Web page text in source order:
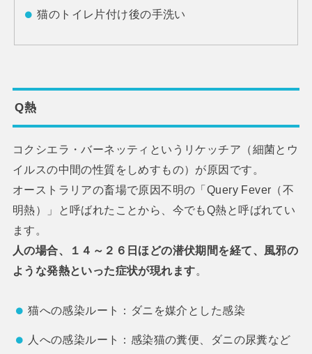
猫のトイレ片付け後の手洗い
Q熱
コクシエラ・バーネッティというリケッチア（細菌とウ
イルスの中間の性質をしめすもの）が原因です。
オーストラリアの畜場で原因不明の「Query Fever（不
明熱）」と呼ばれたことから、今でもQ熱と呼ばれてい
ます。
人の場合、１４～２６日ほどの潜伏期間を経て、風邪の
ような発熱といった症状が現れます。
猫への感染ルート：ダニを媒介とした感染
人への感染ルート：感染猫の糞便、ダニの尿糞など